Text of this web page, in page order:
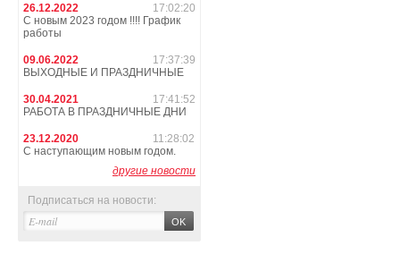
26.12.2022
17:02:20
С новым 2023 годом !!!! График
работы
09.06.2022
17:37:39
ВЫХОДНЫЕ И ПРАЗДНИЧНЫЕ
30.04.2021
17:41:52
РАБОТА В ПРАЗДНИЧНЫЕ ДНИ
23.12.2020
11:28:02
С наступающим новым годом.
другие новости
Подписаться на новости: